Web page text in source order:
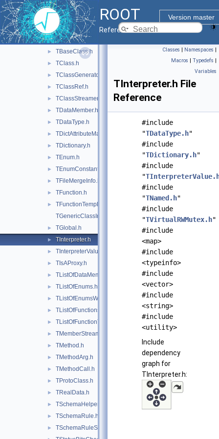
ROOT
Version master
Reference Guide
► macosx
▼ meta
▼
► RootMetaSelection.h
► TBaseClass.h
► TClass.h
► TClassGenerator.h
► TClassRef.h
► TClassStreamer.h
► TDataMember.h
► TDataType.h
► TDictAttributeMap.h
► TDictionary.h
► TEnum.h
► TEnumConstant.h
► TFileMergeInfo.h
► TFunction.h
►
TFunctionTemplate.h
TGenericClassInfo.h
► TGlobal.h
► TInterpreter.h
► TInterpreterValue.h
► TIsAProxy.h
► TListOfDataMembers.h
► TListOfEnums.h
► TListOfEnumsWithLock.h
► TListOfFunctions.h
► TListOfFunctionTemplates.h
► TMemberStreamer.h
► TMethod.h
► TMethodArg.h
► TMethodCall.h
► TProtoClass.h
► TRealData.h
► TSchemaHelper.h
► TSchemaRule.h
► TSchemaRuleSet.h
Classes | Namespaces |
Macros | Typedefs |
Variables
TInterpreter.h File
Reference
#include
"TDataType.h"
#include
"TDictionary.h"
#include
"
#include
"TNamed.h"
#include
"TVirtualRWMutex.h"
#include
<map>
#include
<typeinfo>
#include
<vector>
#include
<string>
#include
<utility>
Include
dependency
graph for
TInterpreter.h: